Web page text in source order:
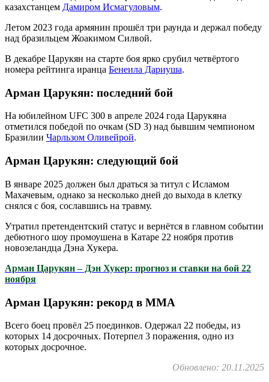
казахстанцем Дамиром Исмагуловым.
Летом 2023 года армянин прошёл три раунда и держал победу
над бразильцем Жоакимом Силвой.
В декабре Царукян на старте боя ярко срубил четвёртого
номера рейтинга иранца Бенеила Дариуша.
Арман Царукян: последний бой
На юбилейном UFC 300 в апреле 2024 года Царукяна
отметился победой по очкам (SD 3) над бывшим чемпионом
Бразилии Чарльзом Оливейрой.
Арман Царукян: следующий бой
В январе 2025 должен был драться за титул с Исламом
Махачевым, однако за несколько дней до выхода в клетку
снялся с боя, сославшись на травму.
Утратил претендентский статус и вернётся в главном событии
дебютного шоу промоушена в Катаре 22 ноября против
новозеландца Дэна Хукера.
Арман Царукян – Дэн Хукер: прогноз и ставки на бой 22
ноября
Арман Царукян: рекорд в ММА
Всего боец провёл 25 поединков. Одержал 22 победы, из
которых 14 досрочных. Потерпел 3 поражения, одно из
которых досрочное.
Обновлено: 20.11.2025